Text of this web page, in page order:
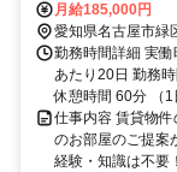
月給185,000円
愛知県名古屋市緑
勤務時間詳細 実
あたり20日 勤務
休憩時間 60分 （
仕事内容 賃貸物
のお部屋のご提案
経験・知識は不要